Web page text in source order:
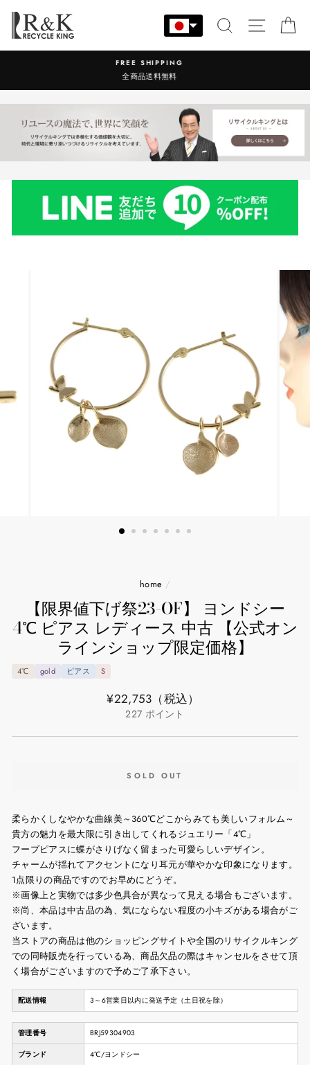
ン
す
検索 サイト
home /
【限界値下げ祭23-OF】 ヨンドシー
4℃ ピアス レディース 中古 【公式オン
ラインショップ限定価格】
4℃ gold ピアス S
通
¥22,753 （税込）
227 ポイント
SOLD OUT
柔らかくしなやかな曲線美～360℃どこからみても美しいフォルム～
貴方の魅力を最大限に引き出してくれるジュエリー「4℃」
フープピアスに蝶がさりげなく留まった可愛らしいデザイン。
チャームが揺れてアクセントになり耳元が華やかな印象になります。
1点限りの商品ですのでお早めにどうぞ。
※画像上と実物では多少色具合が異なって見える場合もございます。
※尚、本品は中古品の為、気にならない程度の小キズがある場合がご
ざいます。
当ストアの商品は他のショッピングサイトや全国のリサイクルキング
での同時販売を行っている為、商品欠品の際はキャンセルをさせて頂
く場合がございますので予めご了承下さい。
配送情報 3～6営業日以内に発送予定（土日祝を除）
管理番号 BRJ59304903
ブランド 4℃/ヨンドシー